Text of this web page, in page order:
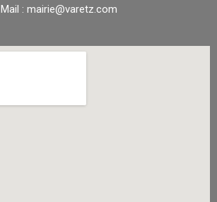
Mail : mairie@varetz.com